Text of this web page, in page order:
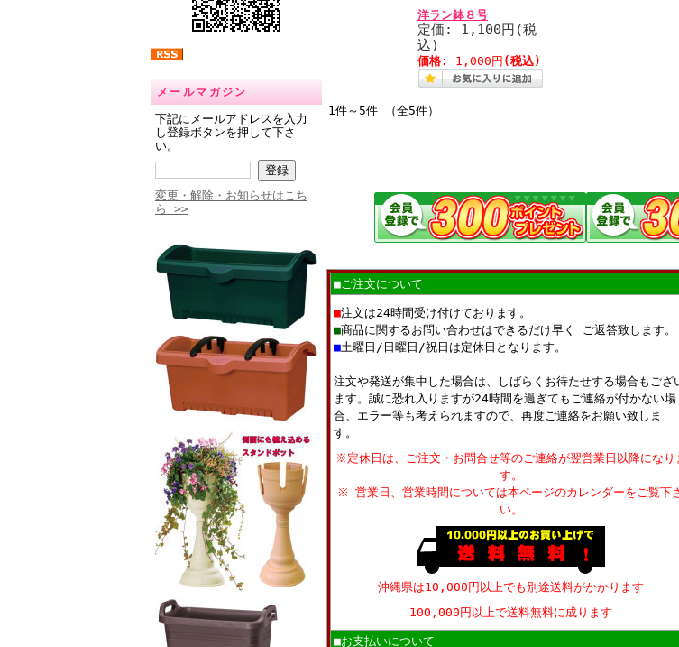
メールマガジン
下記にメールアドレスを入力
し登録ボタンを押して下さ
い。
変更・解除・お知らせはこち
ら >>
洋ラン鉢８号
定価: 1,100円(税
込)
価格: 1,000円 (税込)
1件～5件 （全5件）
■ご注文について
■注文は24時間受け付けております。
■商品に関するお問い合わせはできるだけ早く ご返答致します。
■土曜日/日曜日/祝日は定休日となります。
注文や発送が集中した場合は、しばらくお待たせする場合もござ
ます。誠に恐れ入りますが24時間を過ぎてもご連絡が付かない場
合、エラー等も考えられますので、再度ご連絡をお願い致しま
す。
※定休日は、ご注文・お問合せ等のご連絡が翌営業日以降になり
す。
※ 営業日、営業時間については本ページのカレンダーをご覧下
い。
沖縄県は10,000円以上でも別途送料がかかります
100,000円以上で送料無料に成ります
■お支払いについて